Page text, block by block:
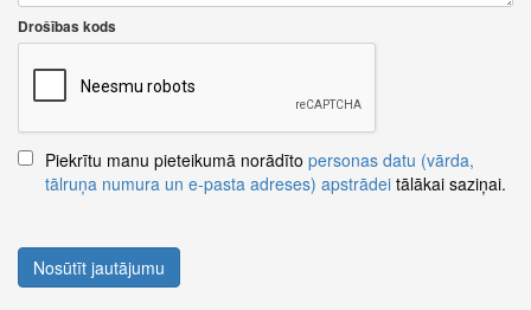
Drošības kods
Piekrītu manu pieteikumā norādīto personas datu (vārda,
tālruņa numura un e-pasta adreses) apstrādei tālākai saziņai.
Nosūtīt jautājumu